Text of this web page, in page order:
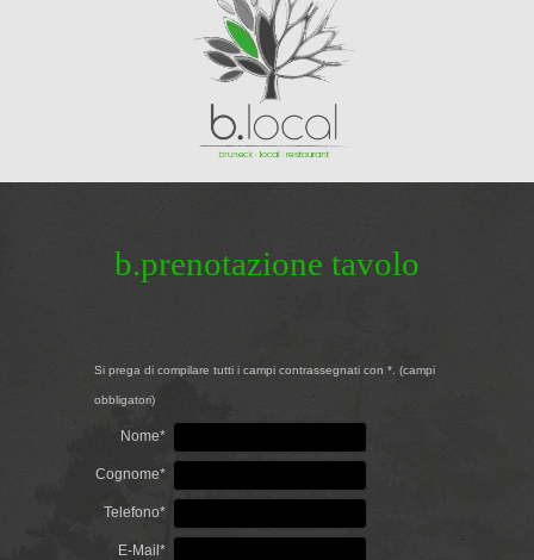
b.prenotazione tavolo
Si prega di compilare tutti i campi contrassegnati con *. (campi
obbligatori)
Nome*
Cognome*
Telefono*
E-Mail*